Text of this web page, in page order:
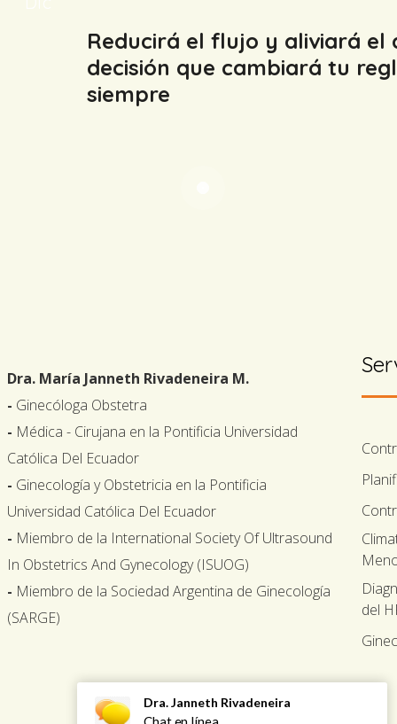
Reducirá el flujo y aliviará el
decisión que cambiará tu
siempre
Dra. María Janneth Rivadeneira M.
- Ginecóloga Obstetra
- Médica - Cirujana en la Pontificia Universidad
Católica Del Ecuador
- Ginecología y Obstetricia en la Pontificia
Universidad Católica Del Ecuador
- Miembro de la International Society Of Ultrasound
In Obstetrics And Gynecology (ISUOG)
- Miembro de la Sociedad Argentina de Ginecología
(SARGE)
del